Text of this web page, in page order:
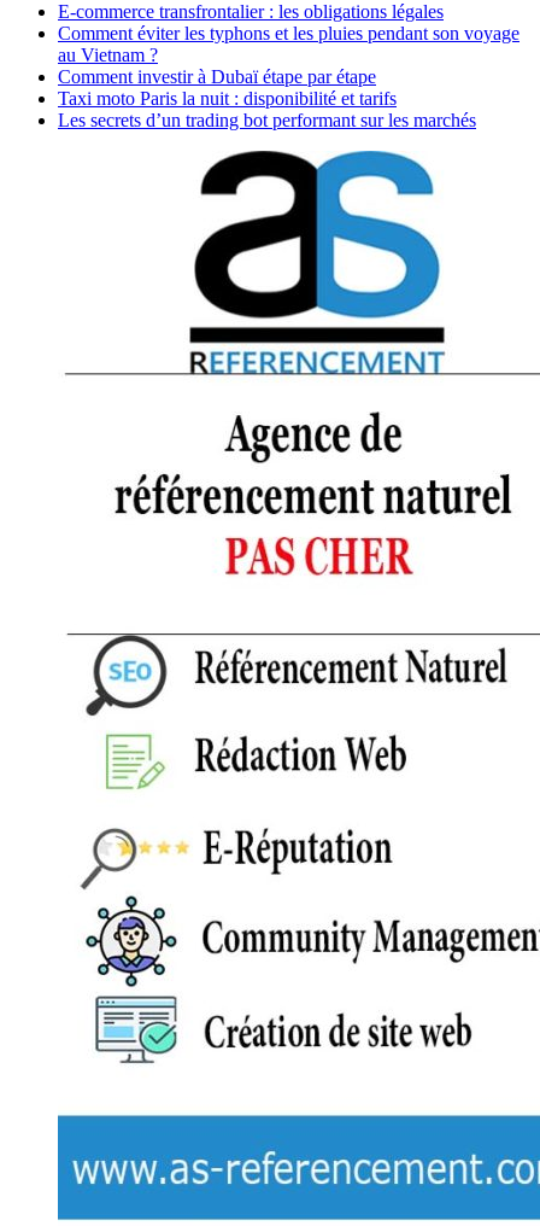
E-commerce transfrontalier : les obligations légales
Comment éviter les typhons et les pluies pendant son voyage
au Vietnam ?
Comment investir à Dubaï étape par étape
Taxi moto Paris la nuit : disponibilité et tarifs
Les secrets d’un trading bot performant sur les marchés